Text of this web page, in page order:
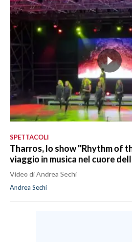
SPETTACOLI
Tharros, lo show ''Rhythm of
viaggio in musica nel cuore
Video di Andrea Sechi
Andrea Sechi